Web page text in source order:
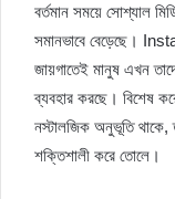
বর্তমান সময়ে সোশ্যাল
সমানভাবে বেড়েছে।
জায়গাতেই মানুষ এখন
ব্যবহার করছে। বিশেষ
নস্টালজিক অনুভূতি
শক্তিশালী করে তোলে।